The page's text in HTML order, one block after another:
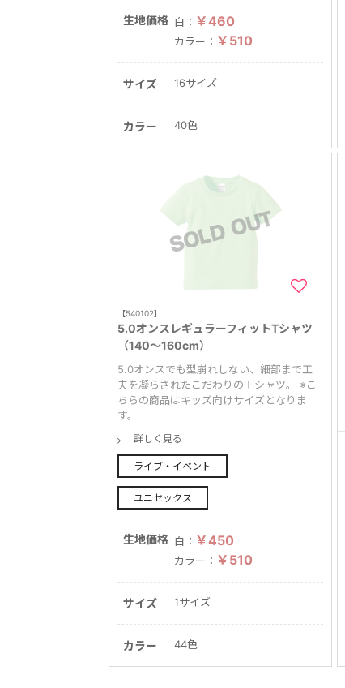
生地価格 白： ￥460
カラー： ￥510
サイズ 16サイズ
カラー 40色
【540102】
5.0オンスレギュラーフィットTシャツ
（140～160cm）
5.0オンスでも型崩れしない、細部まで工
夫を凝らされたこだわりのＴシャツ。 ※こ
ちらの商品はキッズ向けサイズとなりま
す。
詳しく見る
ライブ・イベント
ユニセックス
生地価格 白： ￥450
カラー： ￥510
サイズ 1サイズ
カラー 44色